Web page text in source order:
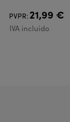
PVPR: 21,99 €
IVA incluido